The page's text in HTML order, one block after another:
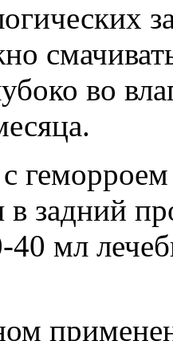
во
геморроем
задний
40 мл